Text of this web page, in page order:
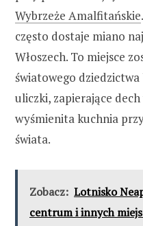
Wybrzeże Amalfitańskie
często dostaje miano
Włoszech. To miejsce
światowego dziedzictwa
uliczki, zapierające
wyśmienita kuchnia
świata.
Zobacz: Lotnisko
centrum i innych